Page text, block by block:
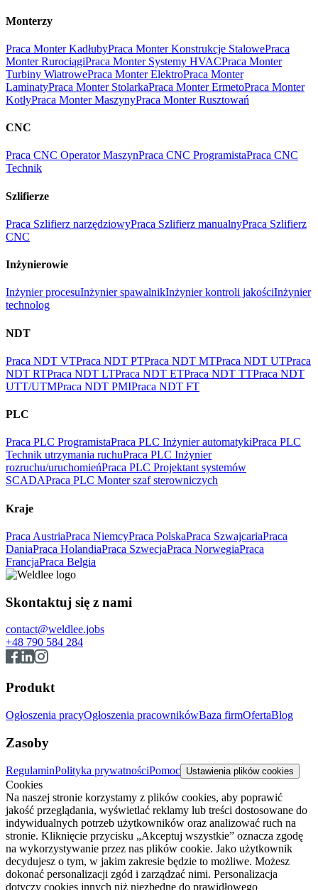
Monterzy
Praca Monter KadłubyPraca Monter Konstrukcje StalowePraca
Monter RurociągiPraca Monter Systemy HVACPraca Monter
Turbiny WiatrowePraca Monter ElektroPraca Monter
LaminatyPraca Monter StolarkaPraca Monter ErmetoPraca Monter
KotłyPraca Monter MaszynyPraca Monter Rusztowań
CNC
Praca CNC Operator MaszynPraca CNC ProgramistaPraca CNC
Technik
Szlifierze
Praca Szlifierz narzędziowyPraca Szlifierz manualnyPraca Szlifierz
CNC
Inżynierowie
Inżynier procesuInżynier spawalnikInżynier kontroli jakościInżynier
technolog
NDT
Praca NDT VTPraca NDT PTPraca NDT MTPraca NDT UTPraca
NDT RTPraca NDT LTPraca NDT ETPraca NDT TTPraca NDT
UTT/UTMPraca NDT PMIPraca NDT FT
PLC
Praca PLC ProgramistaPraca PLC Inżynier automatykiPraca PLC
Technik utrzymania ruchuPraca PLC Inżynier
rozruchu/uruchomieńPraca PLC Projektant systemów
SCADAPraca PLC Monter szaf sterowniczych
Kraje
Praca AustriaPraca NiemcyPraca PolskaPraca SzwajcariaPraca
DaniaPraca HolandiaPraca SzwecjaPraca NorwegiaPraca
FrancjaPraca Belgia
Skontaktuj się z nami
contact@weldlee.jobs
+48 790 584 284
Produkt
Ogłoszenia pracyOgłoszenia pracownikówBaza firmOfertaBlog
Zasoby
RegulaminPolityka prywatnościPomoc Ustawienia plików cookies
Cookies
Na naszej stronie korzystamy z plików cookies, aby poprawić
jakość przeglądania, wyświetlać reklamy lub treści dostosowane do
indywidualnych potrzeb użytkowników oraz analizować ruch na
stronie. Kliknięcie przycisku „Akceptuj wszystkie” oznacza zgodę
na wykorzystywanie przez nas plików cookie. Jako użytkownik
decydujesz o tym, w jakim zakresie będzie to możliwe. Możesz
dokonać personalizacji zgód i zarządzać nimi. Personalizacja
dotyczy cookies innych niż niezbędne do prawidłowego